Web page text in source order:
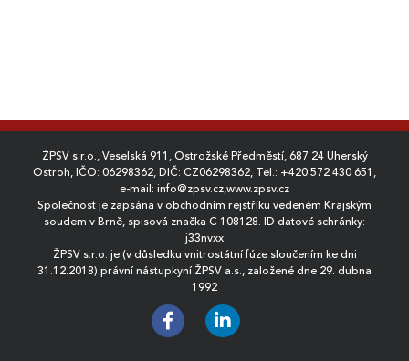
ŽPSV s.r.o., Veselská 911, Ostrožské Předměstí, 687 24 Uherský
Ostroh, IČO: 06298362, DIČ: CZ06298362, Tel.: +420 572 430 651 ,
e-mail: info@zpsv.cz,www.zpsv.cz
Společnost je zapsána v obchodním rejstříku vedeném Krajským
soudem v Brně, spisová značka C 108128. ID datové schránky:
j33nvxx
ŽPSV s.r.o. je (v důsledku vnitrostátní fúze sloučením ke dni
31.12.2018) právní nástupkyní ŽPSV a.s., založené dne 29. dubna
1992